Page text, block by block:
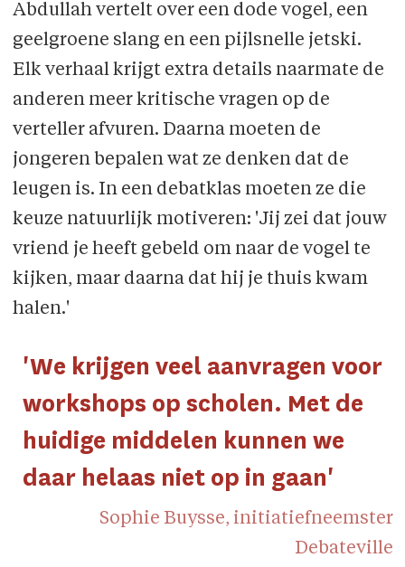
Abdullah vertelt over een dode vogel, een
geelgroene slang en een pijlsnelle jetski.
Elk verhaal krijgt extra details naarmate de
anderen meer kritische vragen op de
verteller afvuren. Daarna moeten de
jongeren bepalen wat ze denken dat de
leugen is. In een debatklas moeten ze die
keuze natuurlijk motiveren: 'Jij zei dat jouw
vriend je heeft gebeld om naar de vogel te
kijken, maar daarna dat hij je thuis kwam
halen.'
'We krijgen veel aanvragen voor
workshops op scholen. Met de
huidige middelen kunnen we
daar helaas niet op in gaan'
Sophie Buysse, initiatiefneemster
Debateville